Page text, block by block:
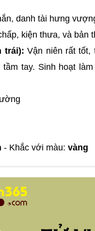
danh tài hưng
kiện thưa, và bản
trái): Vận niên rất tốt,
tay. Sinh hoạt
- Khắc với màu: vàng